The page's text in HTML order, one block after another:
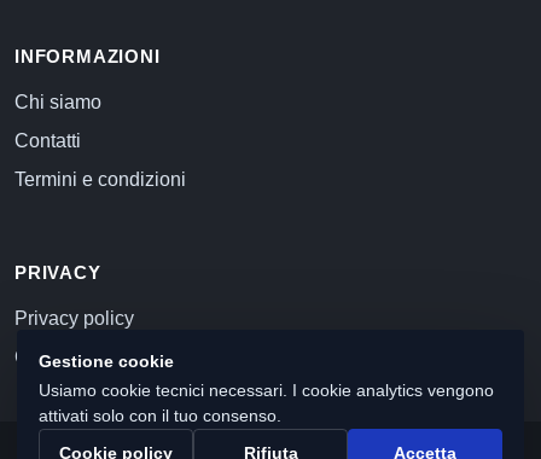
INFORMAZIONI
Chi siamo
Contatti
Termini e condizioni
PRIVACY
Privacy policy
Cookie policy
© 2026 Commercialista.com C.F. e P.IVA 12059071006
Gestione cookie
Usiamo cookie tecnici necessari. I cookie analytics vengono
attivati solo con il tuo consenso.
Cookie policy
Rifiuta Accetta